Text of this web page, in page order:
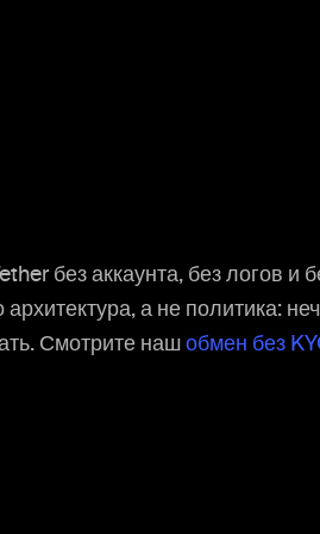
без аккаунта, без логов и
а не политика:
Смотрите нашобмен без